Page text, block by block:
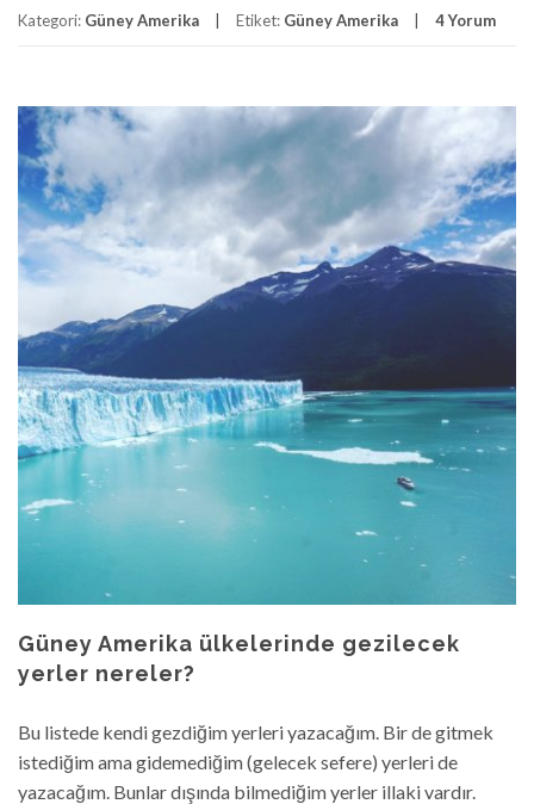
Kategori: Güney Amerika Etiket: Güney Amerika 4 Yorum
Güney Amerika ülkelerinde gezilecek
yerler nereler?
Bu listede kendi gezdiğim yerleri yazacağım. Bir de gitmek
istediğim ama gidemediğim (gelecek sefere) yerleri de
yazacağım. Bunlar dışında bilmediğim yerler illaki vardır.